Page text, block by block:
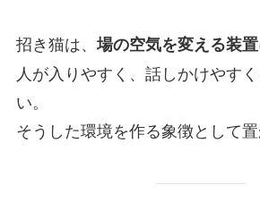
招き猫は、場の空気を変える装置
人が入りやすく、話しかけやす
い。
そうした環境を作る象徴として置